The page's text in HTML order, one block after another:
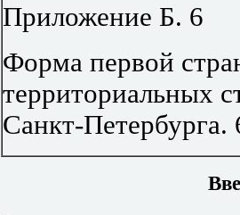
Приложение Б. 6
Форма первой
территориальных
Санкт-Петербурга.